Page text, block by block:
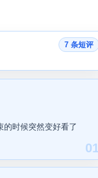
7 条短评
的时候突然变好看了